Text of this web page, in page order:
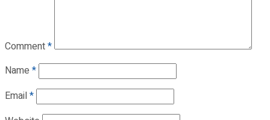
Comment*
Name *
Email*